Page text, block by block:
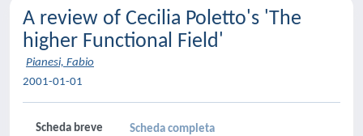
A review of Cecilia Poletto's 'The
higher Functional Field'
Pianesi, Fabio
2001-01-01
Scheda breve Scheda completa